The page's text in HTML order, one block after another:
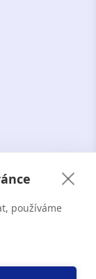
používáme
práva
IČO: